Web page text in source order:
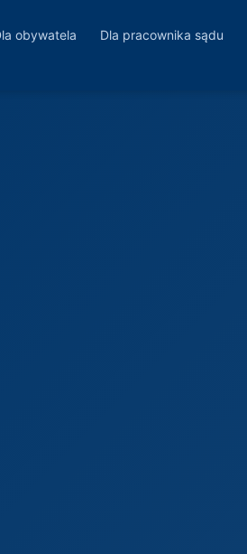
obywatela Dla pracownika sądu